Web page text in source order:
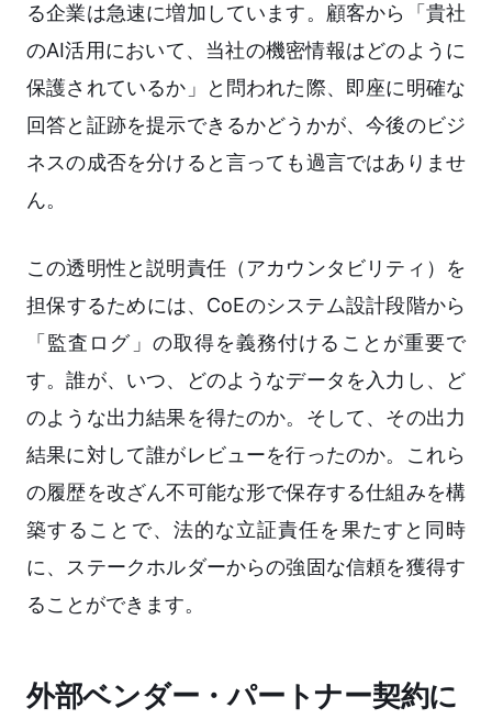
る企業は急速に増加しています。顧客から「貴社
のAI活用において、当社の機密情報はどのように
保護されているか」と問われた際、即座に明確な
回答と証跡を提示できるかどうかが、今後のビジ
ネスの成否を分けると言っても過言ではありませ
ん。
この透明性と説明責任（アカウンタビリティ）を
担保するためには、CoEのシステム設計段階から
「監査ログ」の取得を義務付けることが重要で
す。誰が、いつ、どのようなデータを入力し、ど
のような出力結果を得たのか。そして、その出力
結果に対して誰がレビューを行ったのか。これら
の履歴を改ざん不可能な形で保存する仕組みを構
築することで、法的な立証責任を果たすと同時
に、ステークホルダーからの強固な信頼を獲得す
ることができます。
外部ベンダー・パートナー契約に